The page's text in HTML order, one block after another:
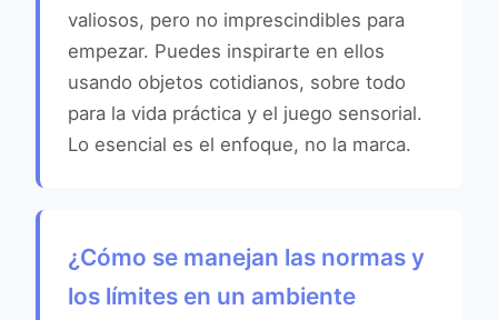
valiosos, pero no imprescindibles para
empezar. Puedes inspirarte en ellos
usando objetos cotidianos, sobre todo
para la vida práctica y el juego sensorial.
Lo esencial es el enfoque, no la marca.
¿Cómo se manejan las normas y
los límites en un ambiente